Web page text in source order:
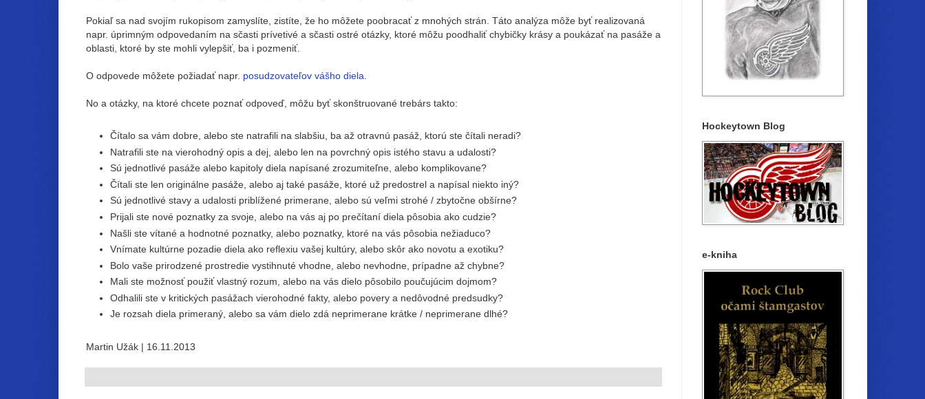
Pokiaľ sa nad svojím rukopisom zamyslíte, zistíte, že ho môžete poobracať z mnohých strán. Táto analýza môže byť realizovaná
napr. úprimným odpovedaním na sčasti prívetivé a sčasti ostré otázky, ktoré môžu poodhaliť chybičky krásy a poukázať na pasáže a
oblasti, ktoré by ste mohli vylepšiť, ba i pozmeniť.
O odpovede môžete požiadať napr. posudzovateľov vášho diela
No a otázky, na ktoré chcete poznať odpoveď, môžu byť skonštruované trebárs takto:
Čítalo sa vám dobre, alebo ste natrafili na slabšiu, ba až otravnú pasáž, ktorú ste čítali neradi?
Natrafili ste na vierohodný opis a dej, alebo len na povrchný opis istého stavu a udalosti?
Sú jednotlivé pasáže alebo kapitoly diela napísané zrozumiteľne, alebo komplikovane?
Čítali ste len originálne pasáže, alebo aj také pasáže, ktoré už predostrel a napísal niekto iný?
Sú jednotlivé stavy a udalosti priblížené primerane, alebo sú veľmi strohé / zbytočne obšírne?
Prijali ste nové poznatky za svoje, alebo na vás aj po prečítaní diela pôsobia ako cudzie?
Našli ste vítané a hodnotné poznatky, alebo poznatky, ktoré na vás pôsobia nežiaduco?
Vnímate kultúrne pozadie diela ako reflexiu vašej kultúry, alebo skôr ako novotu a exotiku?
Bolo vaše prirodzené prostredie vystihnuté vhodne, alebo nevhodne, prípadne až chybne?
Mali ste možnosť použiť vlastný rozum, alebo na vás dielo pôsobilo poučujúcim dojmom?
Odhalili ste v kritických pasážach vierohodné fakty, alebo povery a nedôvodné predsudky?
Je rozsah diela primeraný, alebo sa vám dielo zdá neprimerane krátke / neprimerane dlhé?
Martin Užák | 16.11.2013
Hockeytown Blog
e-kniha